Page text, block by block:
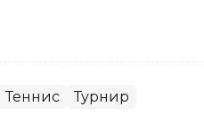
Теннис Турнир